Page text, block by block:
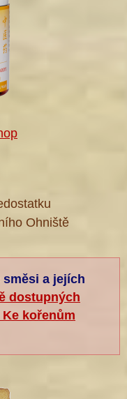
Ohniště
a jejích
dostupných
kořenům